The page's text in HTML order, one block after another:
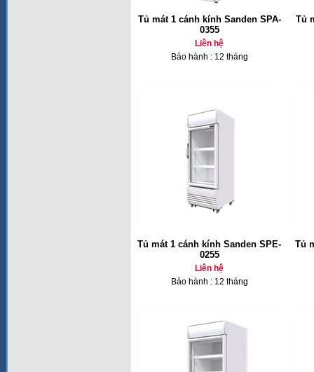
Tủ mát 1 cánh kính Sanden SPA-
0355
Liên hệ
Bảo hành : 12 tháng
Tủ
Tủ mát 1 cánh kính Sanden SPE-
0255
Liên hệ
Bảo hành : 12 tháng
Tủ